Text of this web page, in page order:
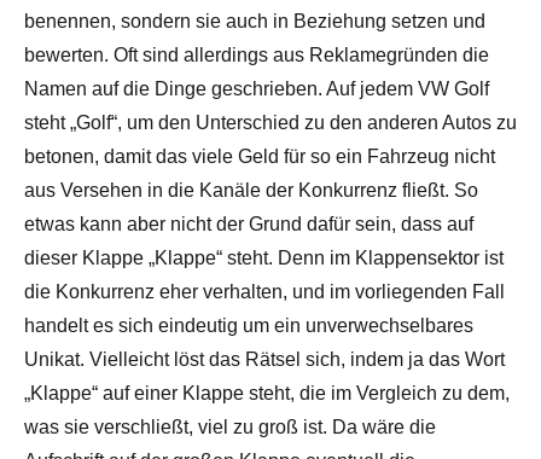
benennen, sondern sie auch in Beziehung setzen und
bewerten. Oft sind allerdings aus Reklamegründen die
Namen auf die Dinge geschrieben. Auf jedem VW Golf
steht „Golf“, um den Unterschied zu den anderen Autos zu
betonen, damit das viele Geld für so ein Fahrzeug nicht
aus Versehen in die Kanäle der Konkurrenz fließt. So
etwas kann aber nicht der Grund dafür sein, dass auf
dieser Klappe „Klappe“ steht. Denn im Klappensektor ist
die Konkurrenz eher verhalten, und im vorliegenden Fall
handelt es sich eindeutig um ein unverwechselbares
Unikat. Vielleicht löst das Rätsel sich, indem ja das Wort
„Klappe“ auf einer Klappe steht, die im Vergleich zu dem,
was sie verschließt, viel zu groß ist. Da wäre die